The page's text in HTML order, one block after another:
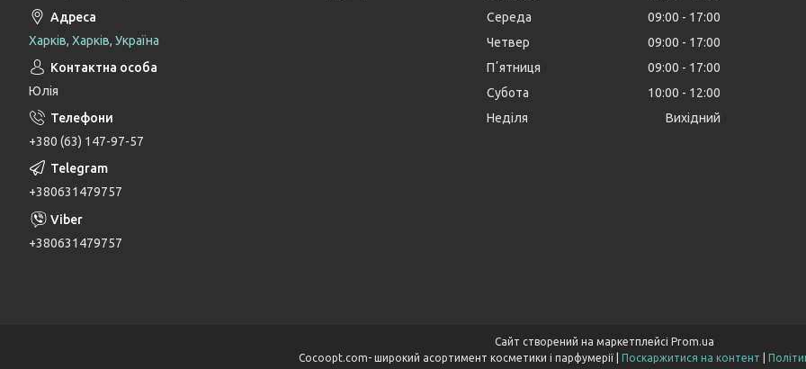
Харків, Харків, Україна
Юлія
+380 (63) 147-97-57
+380631479757
+380631479757
Середа
09:00
17:00
Четвер
09:00
17:00
Пʼятниця
09:00
17:00
Субота
10:00
12:00
Неділя
Вихідний
Сайт створений на маркетплейсі Prom.ua
Поскаржитися на контент